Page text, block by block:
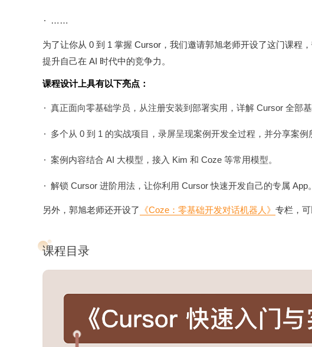
……
为了让你从 0 到 1 掌握 Cursor，我们邀请郭旭老师开设了这门课程
提升自己在 AI 时代中的竞争力。
课程设计上具有以下亮点：
真正面向零基础学员，从注册安装到部署实用，详解 Cursor 全部基
多个从 0 到 1 的实战项目，录屏呈现案例开发全过程，并分享案例
案例内容结合 AI 大模型，接入 Kim 和 Coze 等常用模型。
解锁 Cursor 进阶用法，让你利用 Cursor 快速开发自己的专属 App。
另外，郭旭老师还开设了 《Coze：零基础开发对话机器人》 专栏，可
课程目录